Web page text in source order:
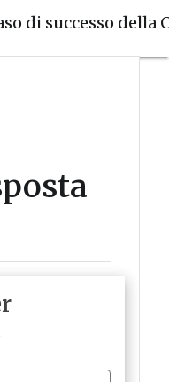
di successo della